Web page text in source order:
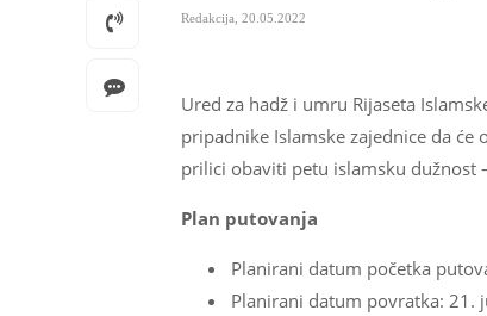
Redakcija 20.05.2022
Ured za hadž i umru Rijaseta
pripadnike Islamske zajednice da
prilici obaviti petu islamsku dužnost
Plan putovanja
Planirani datum početka
Planirani datum povratka: 21.